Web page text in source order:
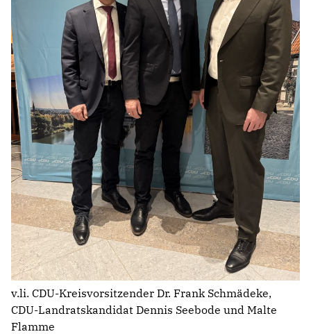
v.li. CDU-Kreisvorsitzender Dr. Frank Schmädeke,
CDU-Landratskandidat Dennis Seebode und Malte
Flamme